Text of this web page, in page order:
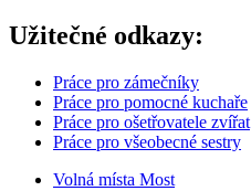
Užitečné odkazy:
Práce pro zámečníky
Práce pro pomocné kuchaře
Práce pro ošetřovatele zvířat
Práce pro všeobecné sestry
Volná místa Most